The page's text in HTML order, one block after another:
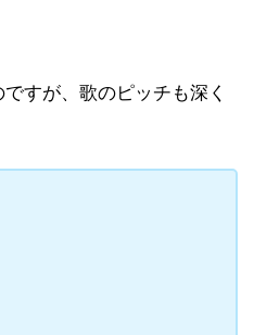
すが、歌のピッチも深く